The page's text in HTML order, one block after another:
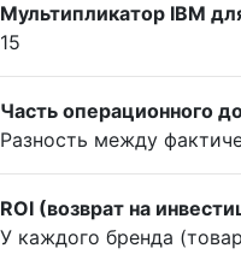
Мультипликатор IBM
15
Часть операционного
Разность между
ROI (возврат на
У каждого бренда